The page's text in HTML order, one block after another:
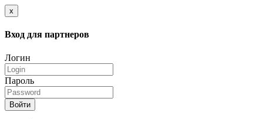
x
Вход для партнеров
Логин
Пароль